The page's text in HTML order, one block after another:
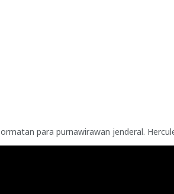
para purnawirawan jenderal.